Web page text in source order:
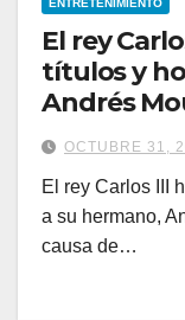
ENTRETENIMIENTO
El rey
títulos y
Andrés
OCTUBRE 31,
El rey Carlos III
a su hermano,
causa de…